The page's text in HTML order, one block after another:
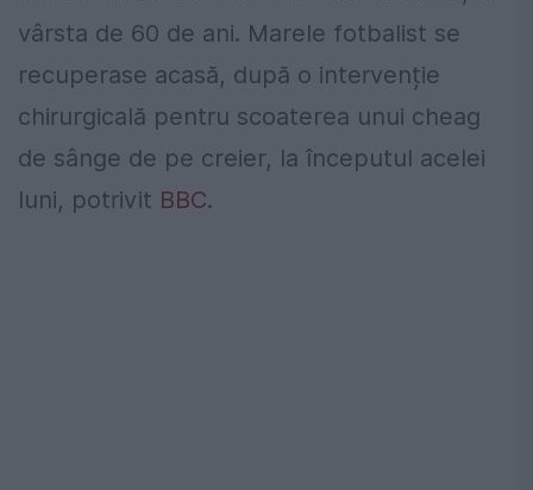
vârsta de 60 de ani. Marele fotbalist se
recuperase acasă, după o intervenție
chirurgicală pentru scoaterea unui cheag
de sânge de pe creier, la începutul acelei
luni, potrivit BBC.